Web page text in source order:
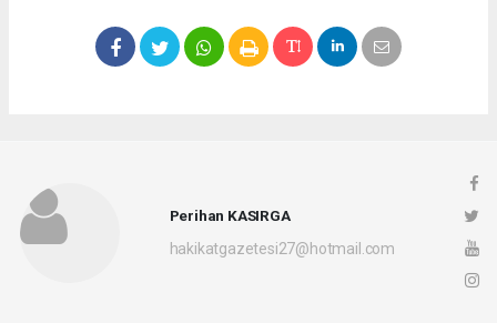
Perihan KASIRGA
hakikatgazetesi27@hotmail.com